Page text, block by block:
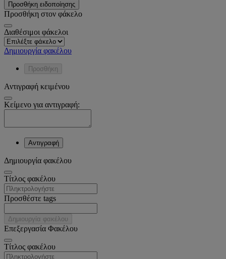
Προσθήκη ειδοποίησης
Προσθήκη στον φάκελο
Διαθέσιμοι φάκελοι
Δημιουργία φακέλου
Προσθήκη
Αντιγραφή κειμένου
Κείμενο για αντιγραφή:
Αντιγραφή
Δημιουργία φακέλου
Tίτλος φακέλου
Προσθέστε tags
Δημιουργία φακέλου
Επεξεργασία Φακέλου
Tίτλος φακέλου